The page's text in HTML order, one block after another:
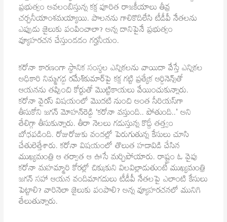
ప్రభుత్వం అవలంబిస్తున్న కక్ష పూరిత రాజకీయాలు తీవ్ర
చర్చనీయాంశమయ్యాయి. పాలనను గాలికొదిలేసి టీడీపీ నేతలను
ఎప్పుడు జైలుకు పంపించాలా? అన్న దానిపైనే ప్రభుత్వం
వ్యూహరచన చేస్తుండడం గర్హనీయం.
కరోనా కారణంగా స్థానిక సంస్థల ఎన్నికలను వాయిదా వేస్తే ఎన్నికల
అధికారి నిమ్మగడ్డ రమేశ్‌కుమార్‌పై కక్ష గట్టి ప్రత్యేక ఆర్డినెన్స్‌తో
ఆయనను తప్పించి కోర్టుతో మొట్టికాయలు వేయించుకున్నారు.
కరోనా వైరస్ విషయంలో మొదటి నుంచి అంత సీరియస్‌గా
తీసుకోని జగన్ మోహన్‌రెడ్డి ‘కరోనా వస్తుంది.. పోతుంది..’ అని
తేలిగ్గా తీసుకున్నారు. తీరా నెలలు గడుస్తున్న కొద్దీ తత్త్వం
బోధపడింది. రోజురోజుకు వందల్లో పెరుగుతున్న కేసులు చూసి
చేతులెత్తేశారు. కరోనా విషయంలో తొలుత హడావిడి చేసిన
ముఖ్యమంత్రి ఆ తర్వాత ఆ ఊసే మర్చిపోయారు. రాష్ట్రం ఓ వైపు
కరోనా మహమ్మారి కోరల్లో చిక్కుకుని విలవిల్లాడుతుంటే ముఖ్యమంత్రి
జగన్ సహా ఆయన వందిమాగదులు టీడీపీ నేతలపై ఎలాంటి కేసులు
పెట్టాలి? వారినెలా జైలుకు పంపాలి? అన్న వ్యూహరచనలో మునిగి
తేలుతున్నారు.